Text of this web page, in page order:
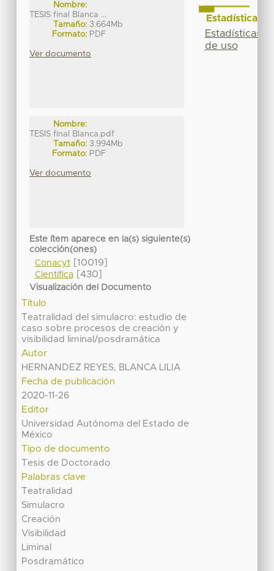
Nombre:
TESIS final Blanca ...
Tamaño: 3.664Mb
Formato: PDF
Ver documento
Nombre:
TESIS final Blanca.pdf
Tamaño: 3.994Mb
Formato: PDF
Ver documento
Este ítem aparece en la(s) siguiente(s)
colección(ones)
Conacyt[10019]
Científica[430]
Visualización del Documento
Título
Teatralidad del simulacro: estudio de
caso sobre procesos de creación y
visibilidad liminal/posdramática
Autor
HERNANDEZ REYES, BLANCA LILIA
Fecha de publicación
2020-11-26
Editor
Universidad Autónoma del Estado de
México
Tipo de documento
Tesis de Doctorado
Palabras clave
Teatralidad
Simulacro
Creación
Visibilidad
Liminal
Posdramático
Estadísticas
Estadísticas
de uso